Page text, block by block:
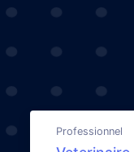
Professionnel